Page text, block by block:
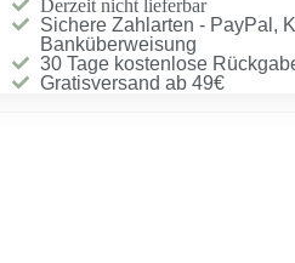
Derzeit nicht lieferbar
Sichere Zahlarten - PayPal,
Banküberweisung
30 Tage kostenlose
Gratisversand ab 49€